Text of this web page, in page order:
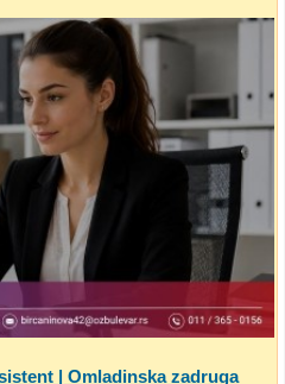
| Omladinska zadruga